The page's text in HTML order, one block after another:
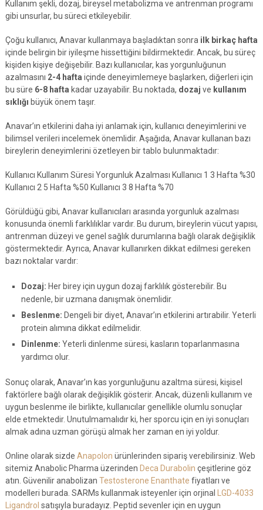
Kullanım şekli, dozaj, bireysel metabolizma ve antrenman programı
gibi unsurlar, bu süreci etkileyebilir.
Çoğu kullanıcı, Anavar kullanmaya başladıktan sonra ilk birkaç hafta
içinde belirgin bir iyileşme hissettiğini bildirmektedir. Ancak, bu süreç
kişiden kişiye değişebilir. Bazı kullanıcılar, kas yorgunluğunun
azalmasını 2-4 hafta içinde deneyimlemeye başlarken, diğerleri için
bu süre 6-8 hafta kadar uzayabilir. Bu noktada, dozaj ve kullanım
sıklığı büyük önem taşır.
Anavar’ın etkilerini daha iyi anlamak için, kullanıcı deneyimlerini ve
bilimsel verileri incelemek önemlidir. Aşağıda, Anavar kullanan bazı
bireylerin deneyimlerini özetleyen bir tablo bulunmaktadır:
Kullanıcı Kullanım Süresi Yorgunluk Azalması Kullanıcı 1 3 Hafta %30
Kullanıcı 2 5 Hafta %50 Kullanıcı 3 8 Hafta %70
Görüldüğü gibi, Anavar kullanıcıları arasında yorgunluk azalması
konusunda önemli farklılıklar vardır. Bu durum, bireylerin vücut yapısı,
antrenman düzeyi ve genel sağlık durumlarına bağlı olarak değişiklik
göstermektedir. Ayrıca, Anavar kullanırken dikkat edilmesi gereken
bazı noktalar vardır:
Dozaj: Her birey için uygun dozaj farklılık gösterebilir. Bu
nedenle, bir uzmana danışmak önemlidir.
Beslenme: Dengeli bir diyet, Anavar’ın etkilerini artırabilir. Yeterli
protein alımına dikkat edilmelidir.
Dinlenme: Yeterli dinlenme süresi, kasların toparlanmasına
yardımcı olur.
Sonuç olarak, Anavar’ın kas yorgunluğunu azaltma süresi, kişisel
faktörlere bağlı olarak değişiklik gösterir. Ancak, düzenli kullanım ve
uygun beslenme ile birlikte, kullanıcılar genellikle olumlu sonuçlar
elde etmektedir. Unutulmamalıdır ki, her sporcu için en iyi sonuçları
almak adına uzman görüşü almak her zaman en iyi yoldur.
Online olarak sizde Anapolon ürünlerinden sipariş verebilirsiniz. Web
sitemiz Anabolic Pharma üzerinden Deca Durabolin çeşitlerine göz
atın. Güvenilir anabolizan Testosterone Enanthate fiyatları ve
modelleri burada. SARMs kullanmak isteyenler için orjinal
LGD-4033
Ligandrol satışıyla buradayız. Peptid sevenler için en uygun